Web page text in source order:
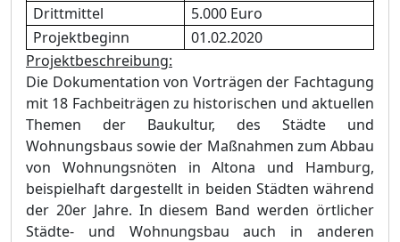
Drittmittel
5.000 Euro
Projektbeginn
01.02.2020
Projektbeschreibung:
Die Dokumentation von Vorträgen der Fachtagung
mit 18 Fachbeiträgen zu historischen und aktuellen
Themen der Baukultur, des Städte und
Wohnungsbaus sowie der Maßnahmen zum Abbau
von Wohnungsnöten in Altona und Hamburg,
beispielhaft dargestellt in beiden Städten während
der 20er Jahre. In diesem Band werden örtlicher
Städte- und Wohnungsbau auch in anderen